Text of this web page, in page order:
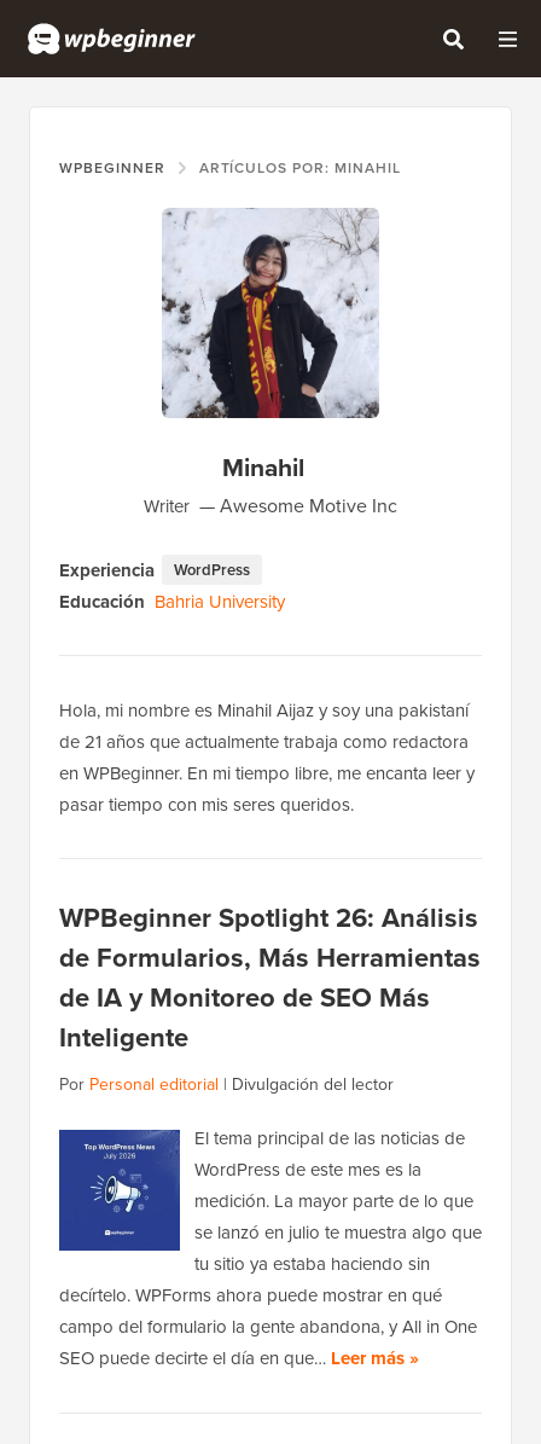
WPBEGINNER ARTÍCULOS POR: MINAHIL
Minahil
Writer Awesome Motive Inc
Experiencia WordPress
Educación Bahria University
Hola, mi nombre es Minahil Aijaz y soy una pakistaní
de 21 años que actualmente trabaja como redactora
en WPBeginner. En mi tiempo libre, me encanta leer y
pasar tiempo con mis seres queridos.
WPBeginner Spotlight 26: Análisis
de Formularios, Más Herramientas
de IA y Monitoreo de SEO Más
Inteligente
Por Personal editorial | Divulgación del lector
El tema principal de las noticias de
WordPress de este mes es la
medición. La mayor parte de lo que
se lanzó en julio te muestra algo que
tu sitio ya estaba haciendo sin
decírtelo. WPForms ahora puede mostrar en qué
campo del formulario la gente abandona, y All in One
SEO puede decirte el día en que… Leer más »